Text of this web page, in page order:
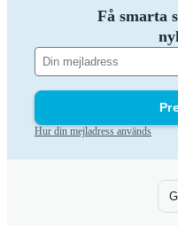
Få smarta
Hur din mejladress används